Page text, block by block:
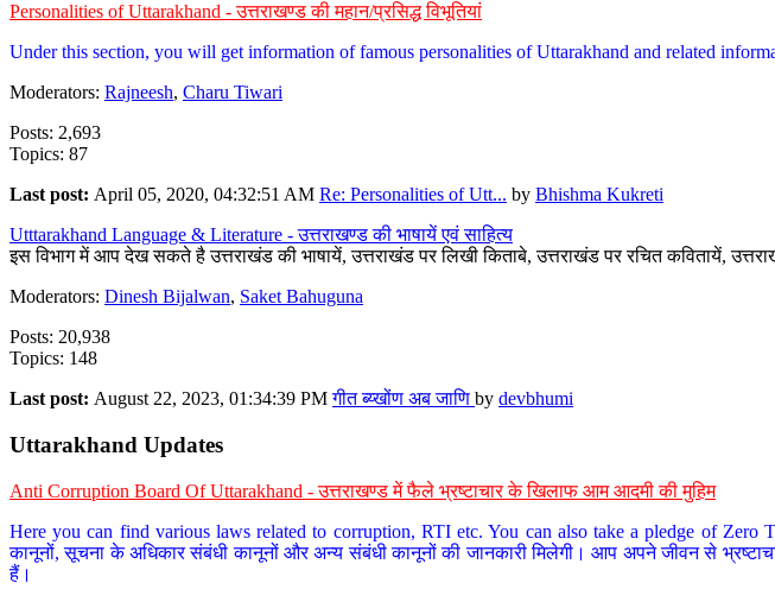
Personalities of Uttarakhand - उत्तराखण्ड की महान/प्रसिद्ध विभूतियां
Under this section, you will get information of famous personalities of Uttarakhand and related
Moderators: Rajneesh, Charu Tiwari
Posts: 2,693
Topics: 87
Last post: April 05, 2020, 04:32:51 AM Re: Personalities of Utt... by Bhishma Kukreti
Utttarakhand Language & Literature - उत्तराखण्ड की भाषायें एवं साहित्य
इस विभाग में आप देख सकते है उत्तराखंड की भाषायें, उत्तराखंड पर लिखी किताबे, उत्तराखंड पर रचित कवितायें,
Moderators: Dinesh Bijalwan, Saket Bahuguna
Posts: 20,938
Topics: 148
Last post: August 22, 2023, 01:34:39 PMगीत ब्य्खोंण अब जाणि by devbhumi
Uttarakhand Updates
Anti Corruption Board Of Uttarakhand - उत्तराखण्ड में फैले भ्रष्टाचार के खिलाफ आम आदमी की मुहिम
Here you can find various laws related to corruption, RTI etc. You can also take a pledge of Zero
कानूनों, सूचना के अधिकार संबंधी कानूनों और अन्य संबंधी कानूनों की जानकारी मिलेगी। आप अपने जीवन से
हैं।